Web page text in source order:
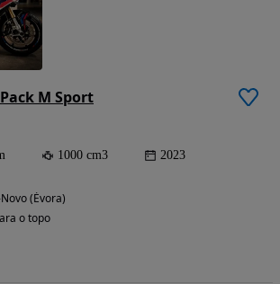
M Sport
1000 cm3 2023
(Évora)
o topo